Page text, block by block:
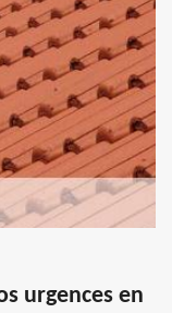
urgences en